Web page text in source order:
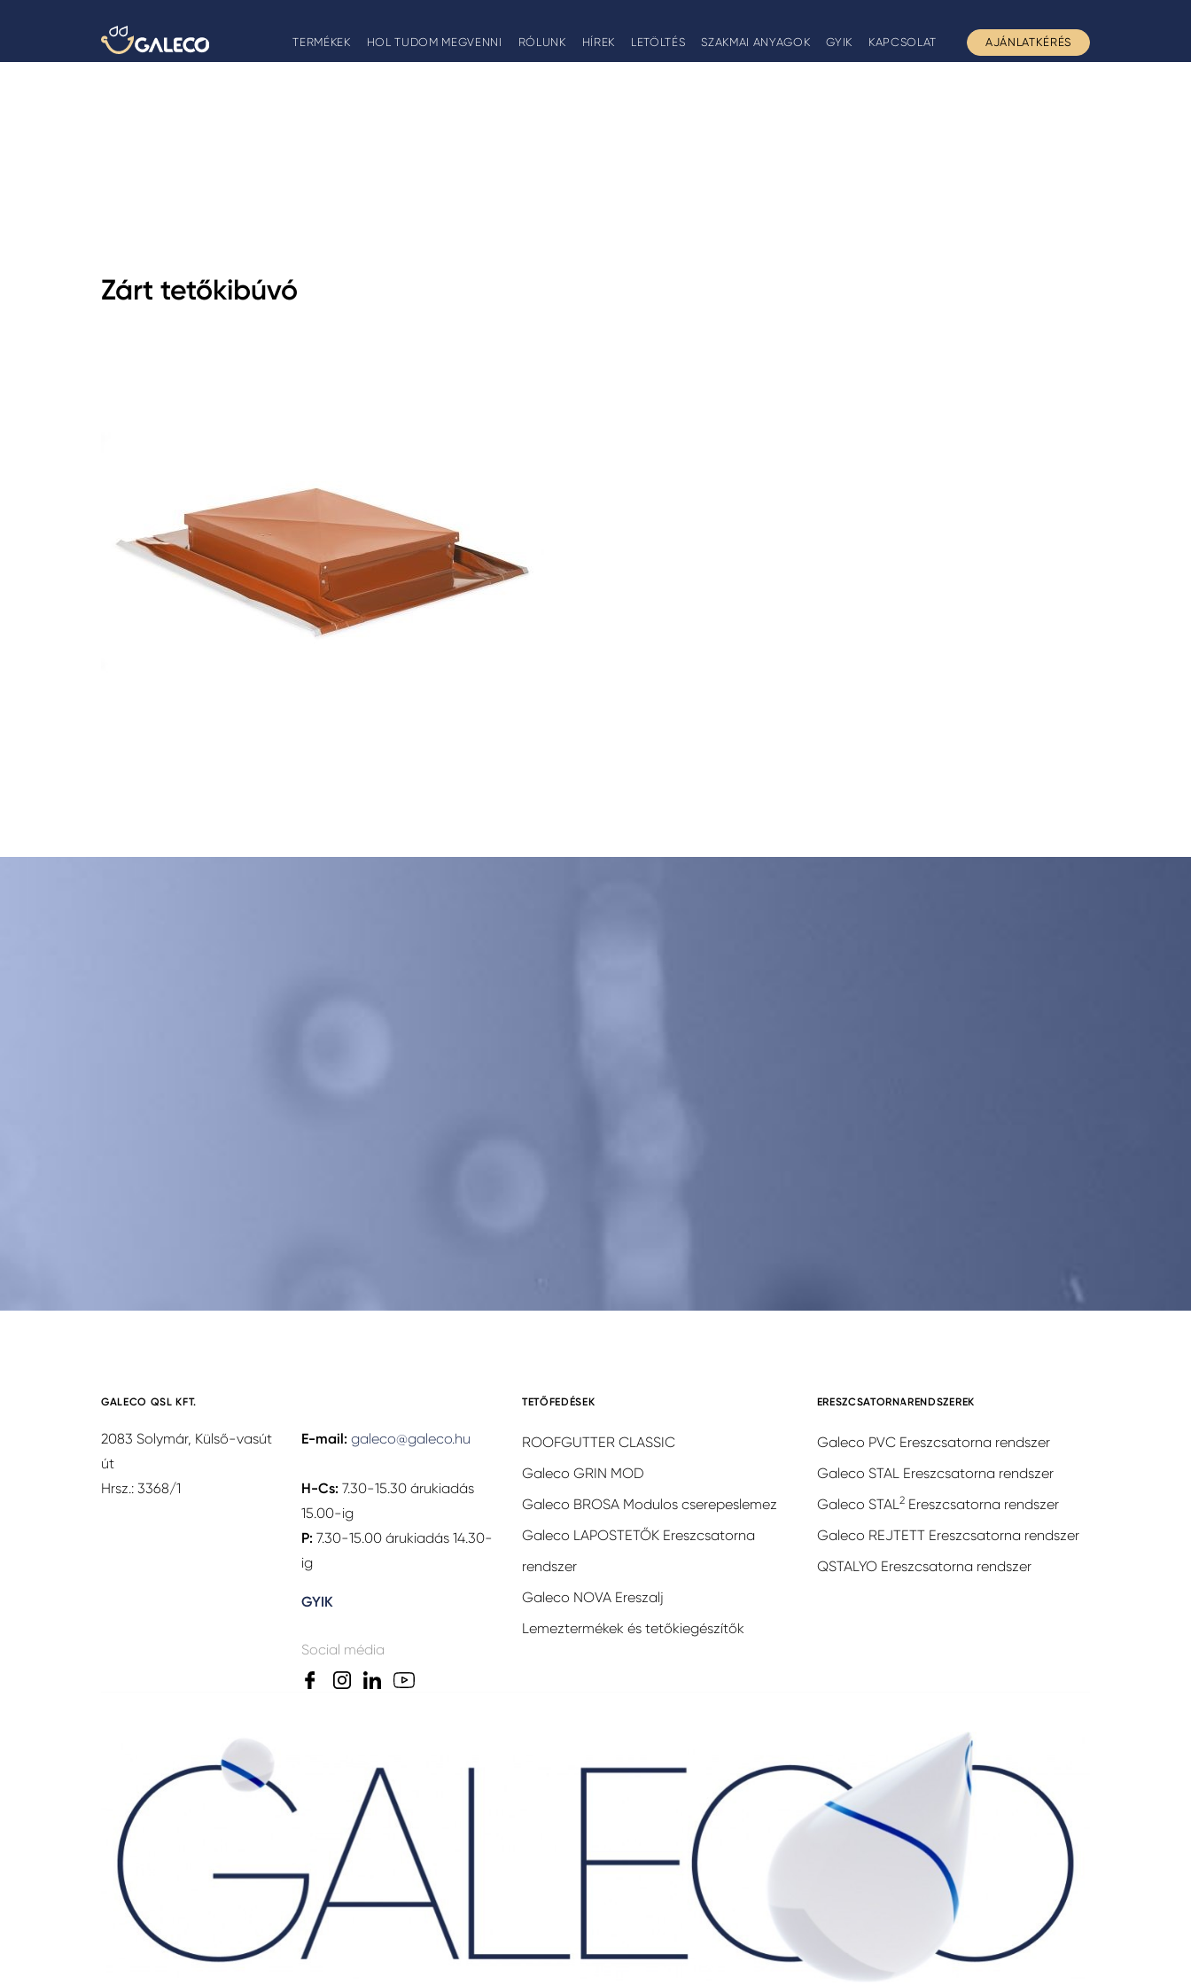
TERMÉKEK HOL TUDOM MEGVENNI RÓLUNK HÍREK LETÖLTÉS SZAKMAI ANYAGOK GYIK KAPCSOLAT AJÁNLATKÉRÉS
Zárt tetőkibúvó
GALECO QSL KFT.
2083 Solymár, Külső-vasút
út
Hrsz.: 3368/1
E-mail: galeco@galeco.hu
H-Cs: 7.30-15.30 árukiadás
15.00-ig
P: 7.30-15.00 árukiadás 14.30-
ig
GYIK
Social média
TETŐFEDÉSEK
ROOFGUTTER CLASSIC
Galeco GRIN MOD
Galeco BROSA Modulos cserepeslemez
Galeco LAPOSTETŐK Ereszcsatorna
rendszer
Galeco NOVA Ereszalj
Lemeztermékek és tetőkiegészítők
ERESZCSATORNARENDSZEREK
Galeco PVC Ereszcsatorna rendszer
Galeco STAL Ereszcsatorna rendszer
Galeco STAL2Ereszcsatorna rendszer
Galeco REJTETT Ereszcsatorna rendszer
QSTALYO Ereszcsatorna rendszer